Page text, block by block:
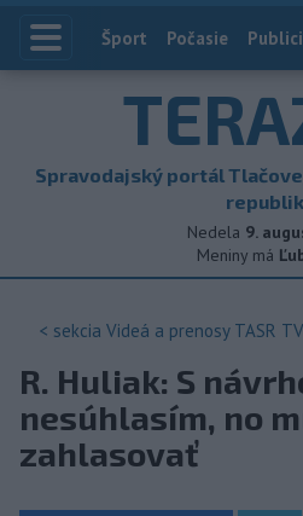
Index
Šport Počasie
Spravodajský portál
Nedela 9.
Meniny má
< sekcia Videá a prenosy TASR TV
R. Huliak: S
nesúhlasím, no
zahlasovať